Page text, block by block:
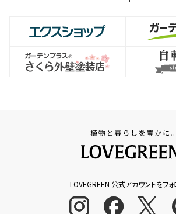
LOVEGREEN 公式アカウントをフォ